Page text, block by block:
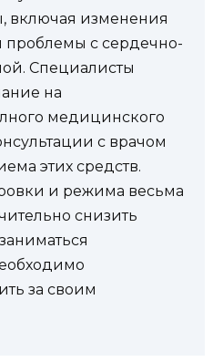
включая изменения
проблемы с сердечно-
Специалисты
на
медицинского
с врачом
этих средств.
и режима весьма
снизить
за своим